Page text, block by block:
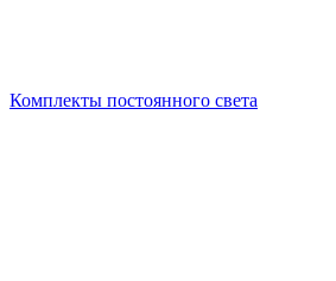
Комплекты постоянного света